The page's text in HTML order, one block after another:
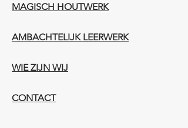
MAGISCH HOUTWERK
AMBACHTELIJK LEERWERK​
WIE ZIJN WIJ​​
CONTACT